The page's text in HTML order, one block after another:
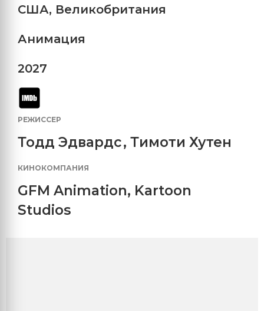
США, Великобритания
Анимация
2027
РЕЖИССЕР
Тодд Эдвардс, Тимоти Хутен
КИНОКОМПАНИЯ
GFM Animation, Kartoon
Studios